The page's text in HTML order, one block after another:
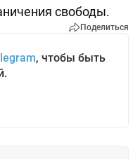
свободы.
Поделиться
, чтобы быть